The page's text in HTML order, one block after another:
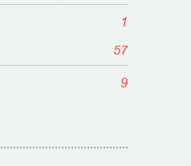
1
57
9